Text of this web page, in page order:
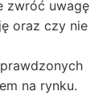
zwróć uwagę
oraz czy nie
na rynku.